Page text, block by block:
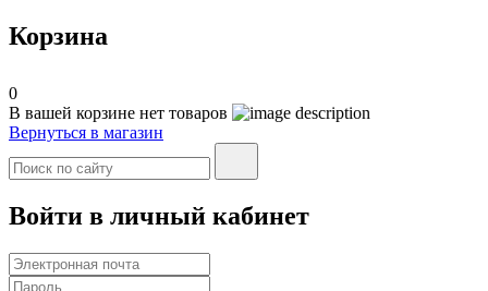
Корзина
0
В вашей корзине нет товаров
Вернуться в магазин
Войти в личный кабинет